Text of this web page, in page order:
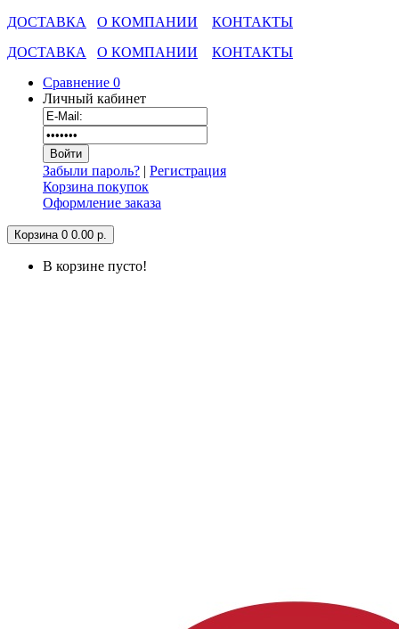
ДОСТАВКА О КОМПАНИИ
КОНТАКТЫ
ДОСТАВКА
О КОМПАНИИ
КОНТАКТЫ
Сравнение 0
Личный кабинет
Забыли пароль? | Регистрация
Корзина покупок
Оформление заказа
Корзина 0 0.00 р.
В корзине пусто!